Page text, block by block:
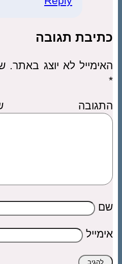
כתיבת תגובה
האימייל לא יוצג באתר.
*
שם
אימייל